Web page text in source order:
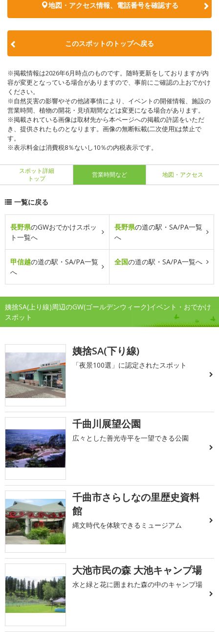
地図・アクセス情報、電話番号を確認する
このスポットのトップへ戻る
※掲載情報は2026年6月時点のものです。随時更新をしておりますが内
容が変更となっている場合がありますので、事前にご確認の上おでかけ
ください。
※自然災害の影響やその他諸事情により、イベントの開催情報、施設の
営業時間、植物の開花・見頃期間などは変更になる場合があります。
※掲載されている画像は取材先から本ページへの掲載の許諾をいただ
き、提供されたものとなります。画像の無断転載(二次使用)は禁止で
す。
※表示料金は消費税8％ないし10％の内税表示です。
スポット詳細
トップ
営業時間など 地図・アクセス
一覧に戻る
長野県のGWおでかけスポッ
ト一覧へ
長野県の道の駅・SA/PA一覧
へ
甲信越の道の駅・SA/PA一覧
へ
全国の道の駅・SA/PA一覧へ
姨捨SA(上り線)周辺のGW(ゴールデンウィーク)イベント・おでかけ
スポット
姨捨SA(下り線)
「夜景100選」に認定されたスポット
千曲川展望公園
広々とした善光寺平を一望できる公園
千曲市さらしなの里歴史資料
館
縄文時代を体験できるミュージアム
大池市民の森 大池キャンプ場
水と緑と花に囲まれた森の中のキャンプ場